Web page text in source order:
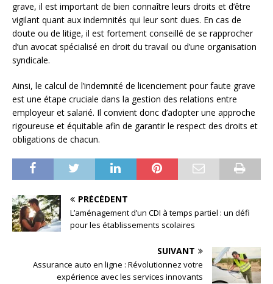
grave, il est important de bien connaître leurs droits et d’être
vigilant quant aux indemnités qui leur sont dues. En cas de
doute ou de litige, il est fortement conseillé de se rapprocher
d’un avocat spécialisé en droit du travail ou d’une organisation
syndicale.
Ainsi, le calcul de l’indemnité de licenciement pour faute grave
est une étape cruciale dans la gestion des relations entre
employeur et salarié. Il convient donc d’adopter une approche
rigoureuse et équitable afin de garantir le respect des droits et
obligations de chacun.
PRÉCÉDENT
L’aménagement d’un CDI à temps partiel : un défi
pour les établissements scolaires
SUIVANT
Assurance auto en ligne : Révolutionnez votre
expérience avec les services innovants